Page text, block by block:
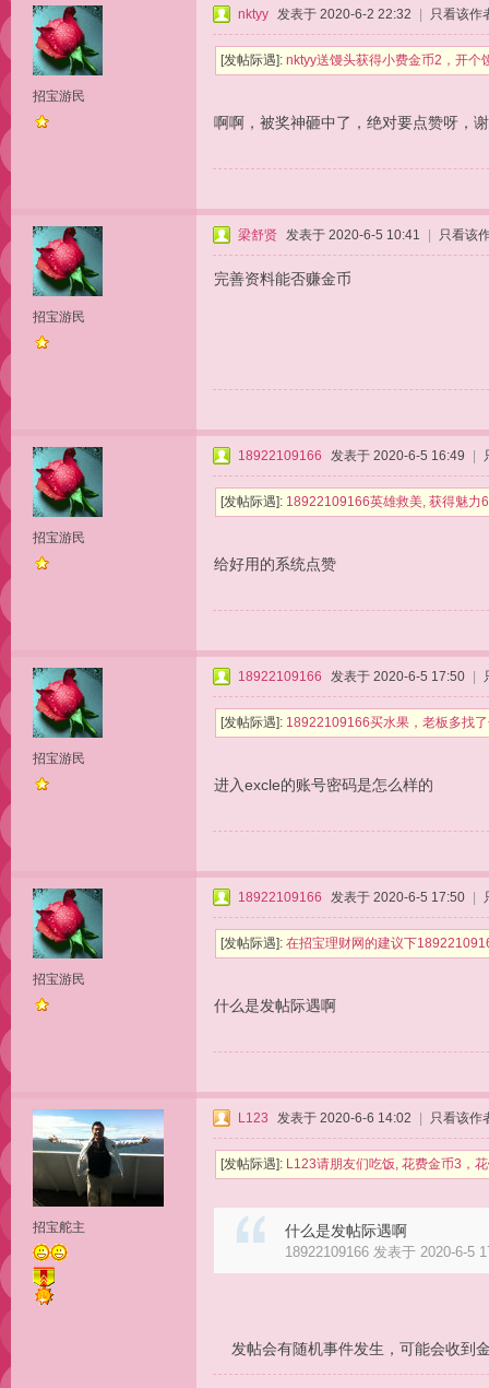
招宝游民
nktyy 发表于 2020-6-2 22:32 只看该作
[发帖际遇]: nktyy送馒头获得小费金币2，开个
啊啊，被奖神砸中了，绝对要点赞呀，
招宝游民
梁舒贤 发表于 2020-6-5 10:41 只看该
完善资料能否赚金币
招宝游民
18922109166 发表于 2020-6-5 16:49
[发帖际遇]: 18922109166英雄救美, 获得魅
给好用的系统点赞
招宝游民
18922109166 发表于 2020-6-5 17:50
[发帖际遇]: 18922109166买水果，老板多找
进入excle的账号密码是怎么样的
招宝游民
18922109166 发表于 2020-6-5 17:50
[发帖际遇]: 在招宝理财网的建议下
什么是发帖际遇啊
招宝舵主
L123 发表于 2020-6-6 14:02 只看该作
[发帖际遇]: L123请朋友们吃饭, 花费金币3，
什么是发帖际遇啊
18922109166 发表于 2020-6-5
发帖会有随机事件发生，可能会收到